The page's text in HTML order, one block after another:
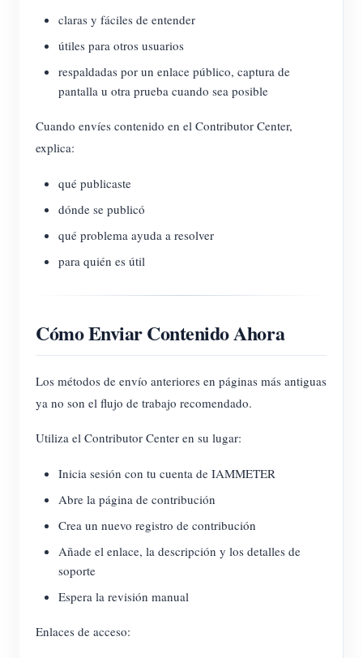
claras y fáciles de entender
útiles para otros usuarios
respaldadas por un enlace público, captura de
pantalla u otra prueba cuando sea posible
Cuando envíes contenido en el Contributor Center,
explica:
qué publicaste
dónde se publicó
qué problema ayuda a resolver
para quién es útil
Cómo Enviar Contenido Ahora
Los métodos de envío anteriores en páginas más antiguas
ya no son el flujo de trabajo recomendado.
Utiliza el Contributor Center en su lugar:
Inicia sesión con tu cuenta de IAMMETER
Abre la página de contribución
Crea un nuevo registro de contribución
Añade el enlace, la descripción y los detalles de
soporte
Espera la revisión manual
Enlaces de acceso: